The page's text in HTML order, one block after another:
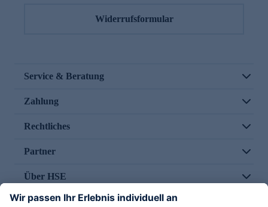
Widerrufsformular
Service & Beratung
Zahlung
Rechtliches
Partner
Über HSE
Im TV